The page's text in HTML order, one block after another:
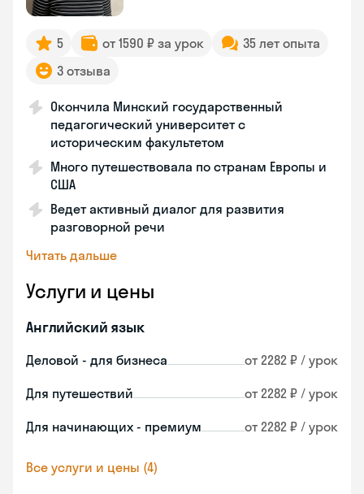
5 от 1590 ₽ за урок
35 лет опыта
3 отзыва
Окончила Минский государственный
педагогический университет с
историческим факультетом
Много путешествовала по странам Европы и
США
Ведет активный диалог для развития
разговорной речи
Читать дальше
Услуги и цены
Английский язык
Деловой - для бизнеса от 2282 ₽ / урок
Для путешествий от 2282 ₽ / урок
Для начинающих - премиум от 2282 ₽ / урок
Все услуги и цены (4)